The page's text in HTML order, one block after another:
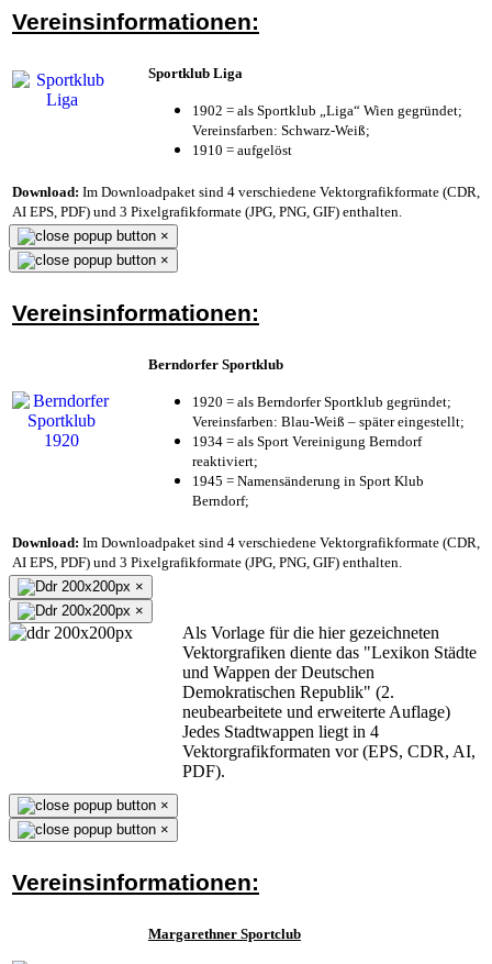
Vereinsinformationen:
Sportklub Liga
1902 = als Sportklub „Liga“ Wien gegründet;
Vereinsfarben: Schwarz-Weiß;
1910 = aufgelöst
Download: Im Downloadpaket sind 4 verschiedene Vektorgrafikformate (CDR,
AI EPS, PDF) und 3 Pixelgrafikformate (JPG, PNG, GIF) enthalten.
×
×
Vereinsinformationen:
Berndorfer Sportklub
1920 = als Berndorfer Sportklub gegründet;
Vereinsfarben: Blau-Weiß – später eingestellt;
1934 = als Sport Vereinigung Berndorf
reaktiviert;
1945 = Namensänderung in Sport Klub
Berndorf;
Download: Im Downloadpaket sind 4 verschiedene Vektorgrafikformate (CDR,
AI EPS, PDF) und 3 Pixelgrafikformate (JPG, PNG, GIF) enthalten.
×
×
Als Vorlage für die hier gezeichneten
Vektorgrafiken diente das "Lexikon Städte
und Wappen der Deutschen
Demokratischen Republik" (2.
neubearbeitete und erweiterte Auflage)
Jedes Stadtwappen liegt in 4
Vektorgrafikformaten vor (EPS, CDR, AI,
PDF).
×
×
Vereinsinformationen:
Margarethner Sportclub